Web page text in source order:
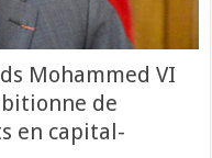
Mohammed VI
de
en capital-